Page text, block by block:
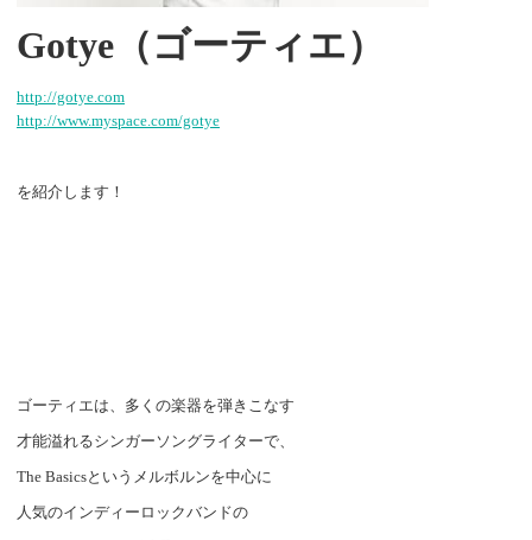
Gotye （ゴーティエ）
http://gotye.com
http://www.myspace.com/gotye
を紹介します！
ゴーティエは、多くの楽器を弾きこなす
才能溢れるシンガーソングライターで、
The Basicsというメルボルンを中心に
人気のインディーロックバンドの